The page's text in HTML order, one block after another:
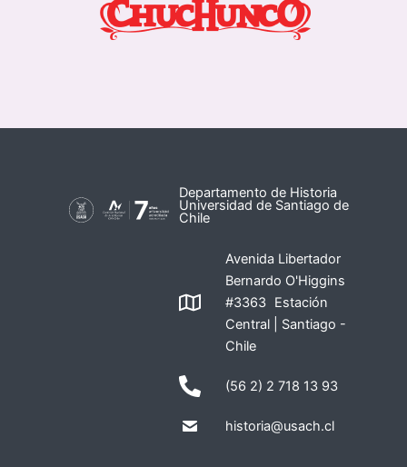
Departamento de Historia
Universidad de Santiago de
Chile
Avenida Libertador
Bernardo O'Higgins
#3363 Estación
Central | Santiago -
Chile
(56 2) 2 718 13 93
historia@usach.cl